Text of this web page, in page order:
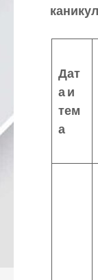
Дат
а и
тем
а